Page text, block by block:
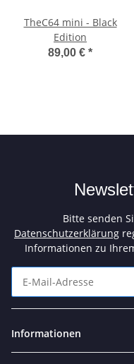
TheC64 mini - Black
Edition
89,00 € *
Bitte senden
Datenschutzerklärung
Informationen zu
Informationen